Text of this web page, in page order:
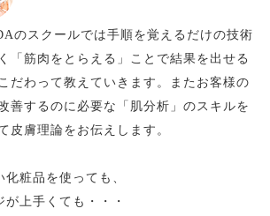
のスクールでは手順を覚えるだけの技術
「筋肉をとらえる」ことで結果を出せる
だわって教えていきます。またお客様の
善するのに必要な
「肌分析」のスキルを
皮膚理論をお伝えします。
粧品を使っても、
上手くても・・・